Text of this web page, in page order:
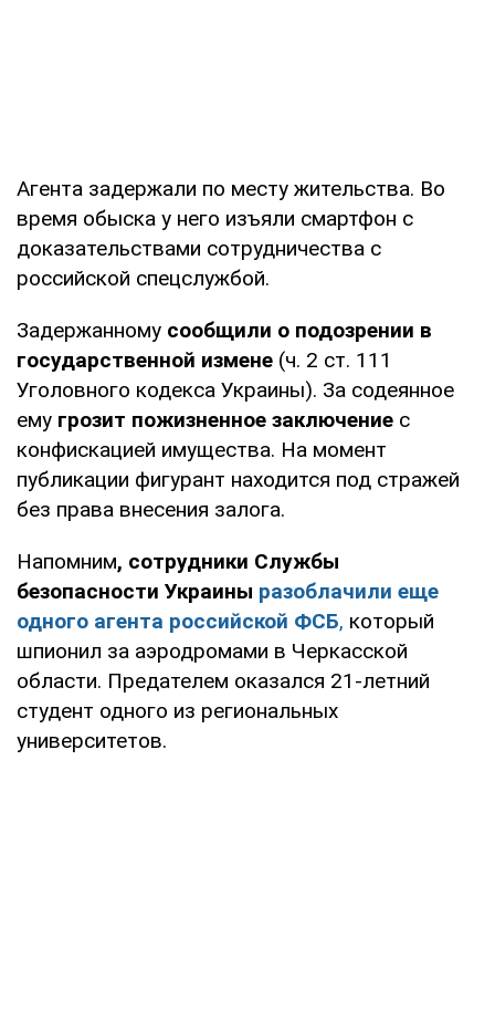
Агента задержали по месту жительства. Во
время обыска у него изъяли смартфон с
доказательствами сотрудничества с
российской спецслужбой.
Задержанному сообщили о подозрении в
государственной измене (ч. 2 ст. 111
Уголовного кодекса Украины). За содеянное
ему грозит пожизненное заключение с
конфискацией имущества. На момент
публикации фигурант находится под стражей
без права внесения залога.
Напомним, сотрудники Службы
безопасности Украины разоблачили еще
одного агента российской ФСБ, который
шпионил за аэродромами в Черкасской
области. Предателем оказался 21-летний
студент одного из региональных
университетов.